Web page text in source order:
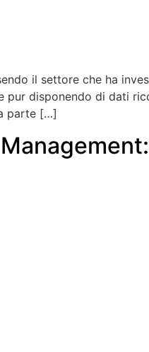
il settore che ha
disponendo di dati
parte […]